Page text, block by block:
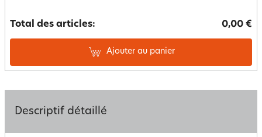
Total des articles: 0,00 €
Ajouter au panier
Descriptif détaillé